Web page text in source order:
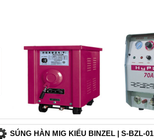
SÚNG HÀN MIG KIỂU BINZEL | S-BZL-01